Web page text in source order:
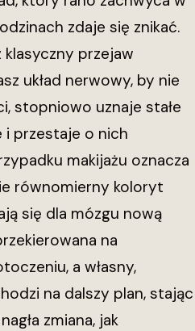
zdaje się znikać.
klasyczny przejaw
układ nerwowy, by nie
stopniowo uznaje stałe
i przestaje o nich
makijażu oznacza
równomierny koloryt
się dla mózgu nową
na
a własny,
na dalszy plan, stając
zmiana, jak